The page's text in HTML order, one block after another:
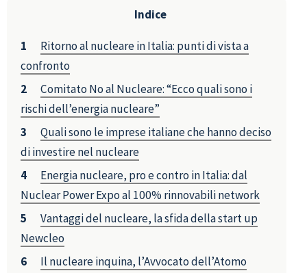
Indice
Ritorno al nucleare in Italia: punti di vista a
confronto
Comitato No al Nucleare: “Ecco quali sono i
rischi dell’energia nucleare”
Quali sono le imprese italiane che hanno deciso
di investire nel nucleare
Energia nucleare, pro e contro in Italia: dal
Nuclear Power Expo al 100% rinnovabili network
Vantaggi del nucleare, la sfida della start up
Newcleo
Il nucleare inquina, l’Avvocato dell’Atomo